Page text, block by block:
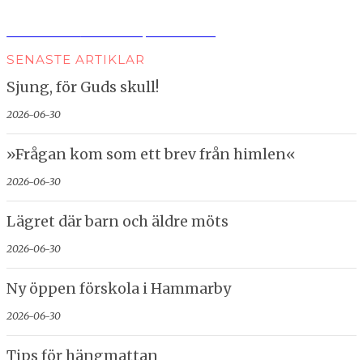
SENASTE ARTIKLAR
Sjung, för Guds skull!
2026-06-30
»Frågan kom som ett brev från himlen«
2026-06-30
Lägret där barn och äldre möts
2026-06-30
Ny öppen förskola i Hammarby
2026-06-30
Tips för hängmattan